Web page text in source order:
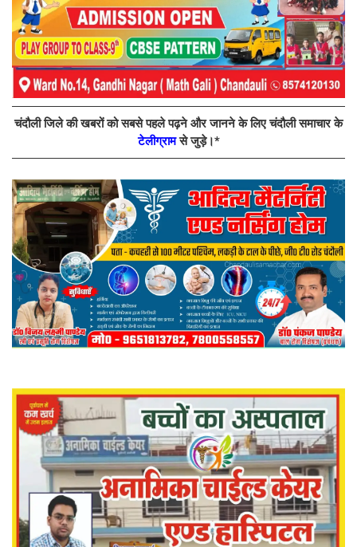
चंदौली जिले की खबरों को सबसे पहले पढ़ने और जानने के लिए चंदौली समाचार के
टेलीग्रामसे जुड़े।*